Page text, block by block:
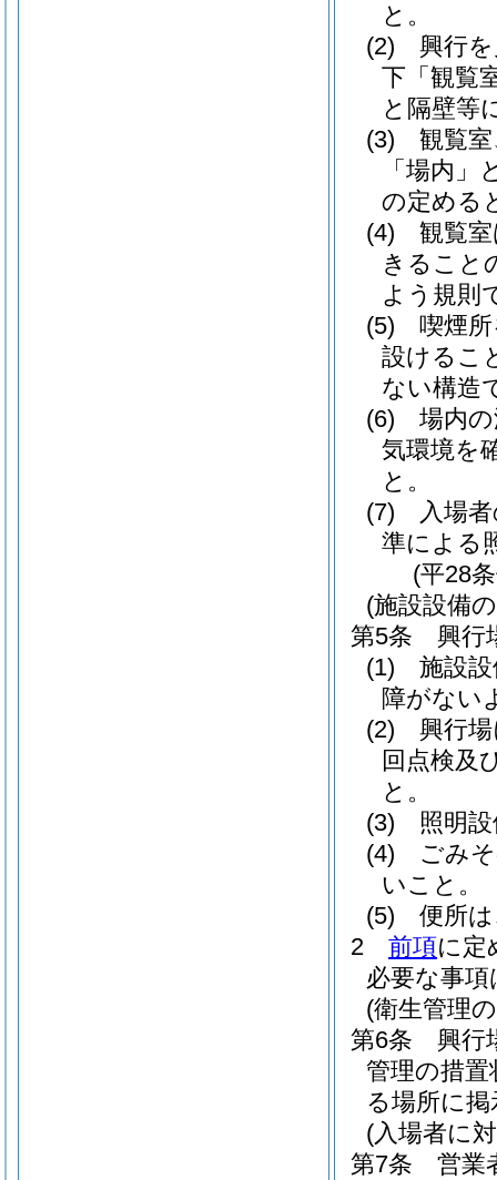
と。
(2)
興行
下「観覧
と隔壁等
(3)
観覧
「場内」
の定める
(4)
観覧
きること
よう規則
(5)
喫煙
設けるこ
ない構造
(6)
場内
気環境を
と。
(7)
入場
準による
(平28
(施設設備
第5条
興行
(1)
施設
障がない
(2)
興行
回点検及
と。
(3)
照明
(4)
ごみ
いこと。
(5)
便所
2
前項に定
必要な事
(衛生管理
第6条
興行
管理の措
る場所に
(入場者に
第7条
営業